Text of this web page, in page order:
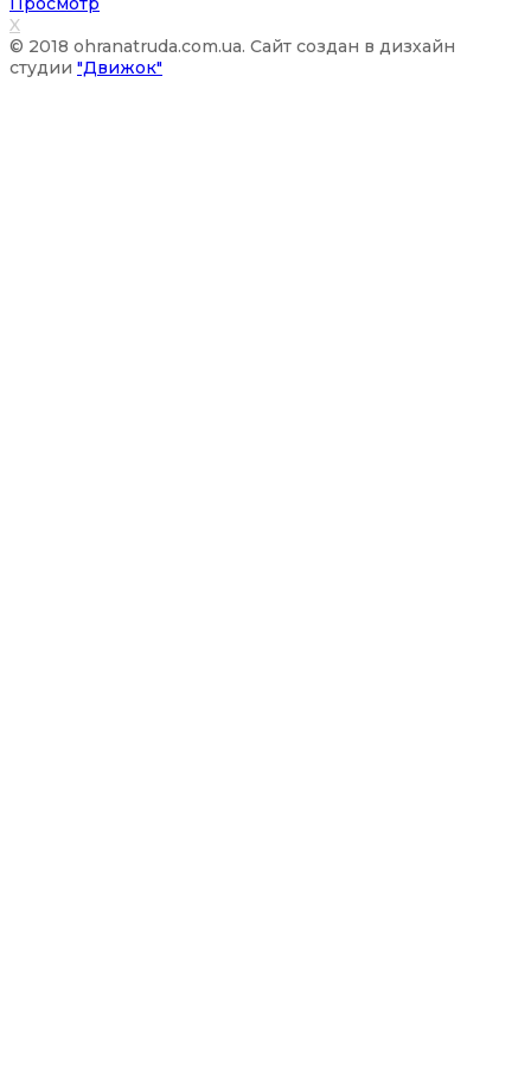
X
© 2018 ohranatruda.com.ua. Сайт создан в дизхайн
студии "Движок"